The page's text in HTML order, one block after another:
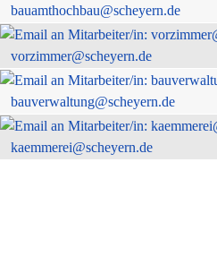
bauamthochbau@scheyern.de
vorzimmer@scheyern.de
bauverwaltung@scheyern.de
kaemmerei@scheyern.de